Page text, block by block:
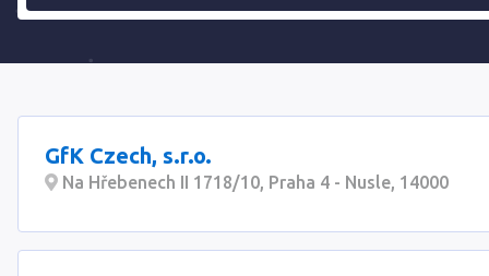
GfK Czech, s.r.o.
Na Hřebenech II 1718/10, Praha 4 - Nusle, 14000